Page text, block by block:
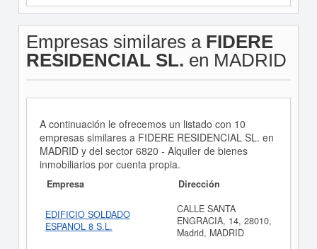
Empresas similares a FIDERE
RESIDENCIAL SL. en MADRID
A continuación le ofrecemos un listado con 10
empresas similares a FIDERE RESIDENCIAL SL. en
MADRID y del sector 6820 - Alquiler de bienes
inmobiliarios por cuenta propia.
Empresa Dirección
EDIFICIO SOLDADO
ESPANOL 8 S.L.
CALLE SANTA
ENGRACIA, 14, 28010,
Madrid, MADRID